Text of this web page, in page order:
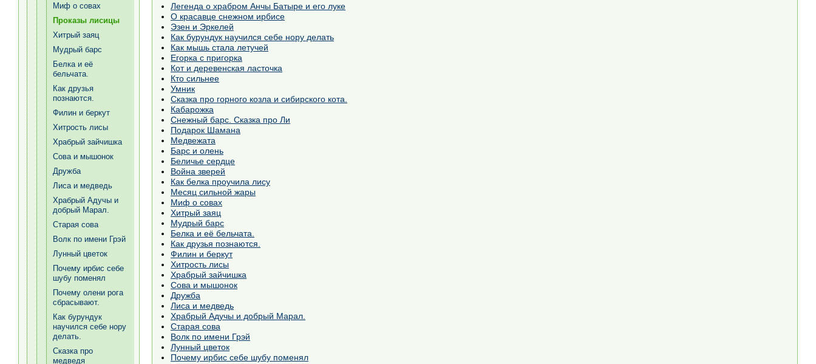
Легенда о храбром Анчы Батыре и его луке
О красавце снежном ирбисе
Эзен и Эркелей
Как бурундук научился себе нору делать
Как мышь стала летучей
Егорка с пригорка
Кот и деревенская ласточка
Кто сильнее
Умник
Сказка про горного козла и сибирского кота.
Кабарожка
Снежный барс. Сказка про Ли
Подарок Шамана
Медвежата
Барс и олень
Беличье сердце
Война зверей
Как белка проучила лису
Месяц сильной жары
Миф о совах
Хитрый заяц
Мудрый барс
Белка и её бельчата.
Как друзья познаются.
Филин и беркут
Хитрость лисы
Храбрый зайчишка
Сова и мышонок
Дружба
Лиса и медведь
Храбрый Адучы и добрый Марал.
Старая сова
Волк по имени Грэй
Лунный цветок
Почему ирбис себе шубу поменял
Миф о совах
Проказы лисицы
Хитрый заяц
Мудрый барс
Белка и её
бельчата.
Как друзья
познаются.
Филин и беркут
Хитрость лисы
Храбрый зайчишка
Сова и мышонок
Дружба
Лиса и медведь
Храбрый Адучы и
добрый Марал.
Старая сова
Волк по имени Грэй
Лунный цветок
Почему ирбис себе
шубу поменял
Почему олени рога
сбрасывают.
Как бурундук
научился себе нору
делать.
Сказка про
медведя